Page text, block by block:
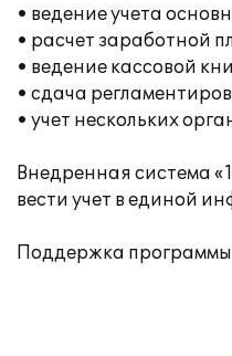
• ведение учета
• расчет заработной
• ведение кассовой
• сдача
• учет нескольких
Внедренная система
вести учет в единой
Поддержка